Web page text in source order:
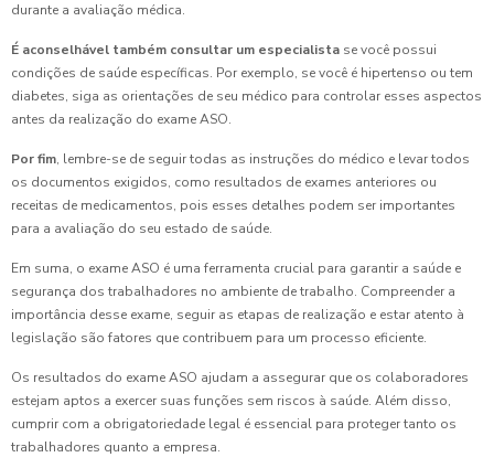
durante a avaliação médica.
É aconselhável também consultar um especialista se você possui
condições de saúde específicas. Por exemplo, se você é hipertenso ou tem
diabetes, siga as orientações de seu médico para controlar esses aspectos
antes da realização do exame ASO.
Por fim, lembre-se de seguir todas as instruções do médico e levar todos
os documentos exigidos, como resultados de exames anteriores ou
receitas de medicamentos, pois esses detalhes podem ser importantes
para a avaliação do seu estado de saúde.
Em suma, o exame ASO é uma ferramenta crucial para garantir a saúde e
segurança dos trabalhadores no ambiente de trabalho. Compreender a
importância desse exame, seguir as etapas de realização e estar atento à
legislação são fatores que contribuem para um processo eficiente.
Os resultados do exame ASO ajudam a assegurar que os colaboradores
estejam aptos a exercer suas funções sem riscos à saúde. Além disso,
cumprir com a obrigatoriedade legal é essencial para proteger tanto os
trabalhadores quanto a empresa.